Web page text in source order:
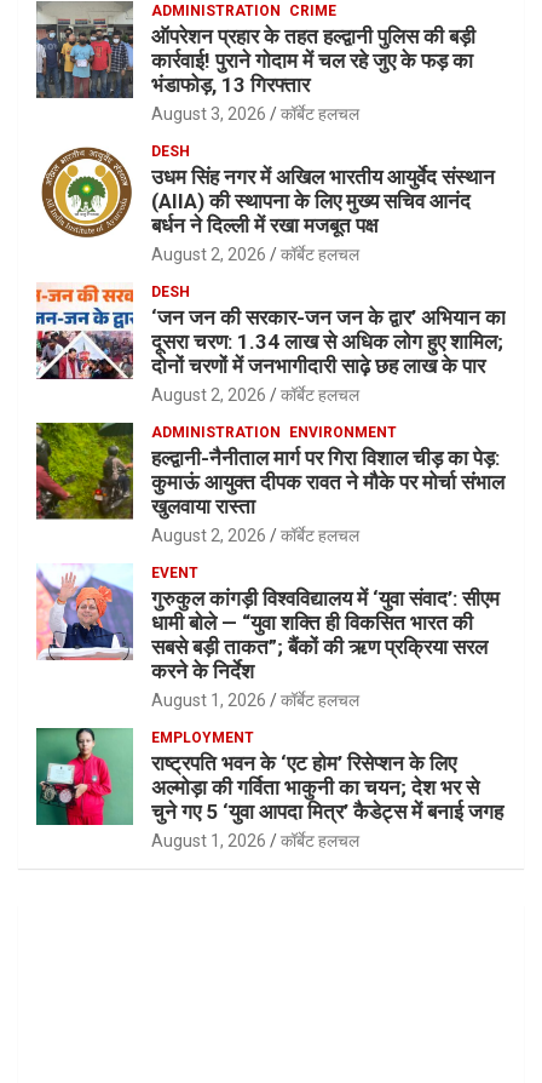
ADMINISTRATION CRIME
ऑपरेशन प्रहार के तहत हल्द्वानी पुलिस की बड़ी
कार्रवाई! पुराने गोदाम में चल रहे जुए के फड़ का
भंडाफोड़, 13 गिरफ्तार
August 3, 2026 कॉर्बेट हलचल
DESH
उधम सिंह नगर में अखिल भारतीय आयुर्वेद संस्थान
(AIIA) की स्थापना के लिए मुख्य सचिव आनंद
बर्धन ने दिल्ली में रखा मजबूत पक्ष
August 2, 2026 कॉर्बेट हलचल
DESH
‘जन जन की सरकार-जन जन के द्वार’ अभियान का
दूसरा चरण: 1.34 लाख से अधिक लोग हुए शामिल;
दोनों चरणों में जनभागीदारी साढ़े छह लाख के पार
August 2, 2026 कॉर्बेट हलचल
ADMINISTRATION ENVIRONMENT
हल्द्वानी-नैनीताल मार्ग पर गिरा विशाल चीड़ का पेड़:
कुमाऊं आयुक्त दीपक रावत ने मौके पर मोर्चा संभाल
खुलवाया रास्ता
August 2, 2026 कॉर्बेट हलचल
EVENT
गुरुकुल कांगड़ी विश्वविद्यालय में ‘युवा संवाद’: सीएम
धामी बोले — “युवा शक्ति ही विकसित भारत की
सबसे बड़ी ताकत”; बैंकों की ऋण प्रक्रिया सरल
करने के निर्देश
August 1, 2026 कॉर्बेट हलचल
EMPLOYMENT
राष्ट्रपति भवन के ‘एट होम’ रिसेप्शन के लिए
अल्मोड़ा की गर्विता भाकुनी का चयन; देश भर से
चुने गए 5 ‘युवा आपदा मित्र’ कैडेट्स में बनाई जगह
August 1, 2026 कॉर्बेट हलचल